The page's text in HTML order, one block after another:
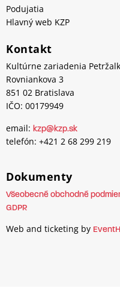
Podujatia
Hlavný web KZP
Kontakt
Kultúrne zariadenia
Rovniankova 3
851 02 Bratislava
IČO: 00179949
email: kzp@kzp.sk
telefón: +421 2 68 299 219
Dokumenty
Všeobecné obchodné
GDPR
Web and ticketing by